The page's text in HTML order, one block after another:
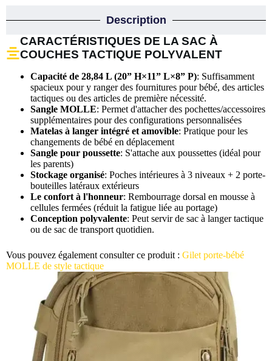
Description
CARACTÉRISTIQUES DE LA SAC À
COUCHES TACTIQUE POLYVALENT
Capacité de 28,84 L (20” H×11” L×8” P): Suffisamment
spacieux pour y ranger des fournitures pour bébé, des articles
tactiques ou des articles de première nécessité.
Sangle MOLLE: Permet d'attacher des pochettes/accessoires
supplémentaires pour des configurations personnalisées
Matelas à langer intégré et amovible: Pratique pour les
changements de bébé en déplacement
Sangle pour poussette: S'attache aux poussettes (idéal pour
les parents)
Stockage organisé: Poches intérieures à 3 niveaux + 2 porte-
bouteilles latéraux extérieurs
Le confort à l'honneur: Rembourrage dorsal en mousse à
cellules fermées (réduit la fatigue liée au portage)
Conception polyvalente: Peut servir de sac à langer tactique
ou de sac de transport quotidien.
Vous pouvez également consulter ce produit : Gilet porte-bébé
MOLLE de style tactique